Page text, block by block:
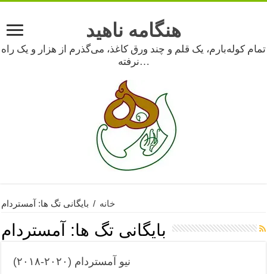
هنگامه ناهید
تمام کوله‌بارم، یک قلم و چند ورق کاغذ، می‌گذرم از هزار و یک راه
نرفته…
خانه / بایگانی تگ ها: آمستردام
بایگانی تگ ها: آمستردام
نیو آمستردام (۲۰۲۰-۲۰۱۸)